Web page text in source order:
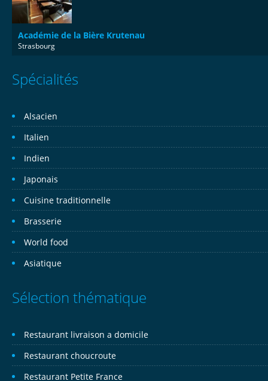
Académie de la Bière Krutenau
Strasbourg
Spécialités
Alsacien
Italien
Indien
Japonais
Cuisine traditionnelle
Brasserie
World food
Asiatique
Sélection thématique
Restaurant livraison a domicile
Restaurant choucroute
Restaurant Petite France